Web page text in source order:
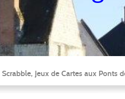
Jeux de Cartes aux Ponts